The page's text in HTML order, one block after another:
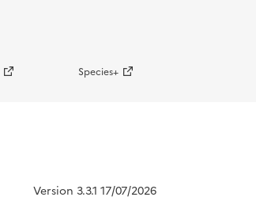
Species+
Version 3.3.1 17/07/2026